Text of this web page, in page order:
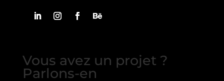
Vous avez un projet ?
Parlons-en